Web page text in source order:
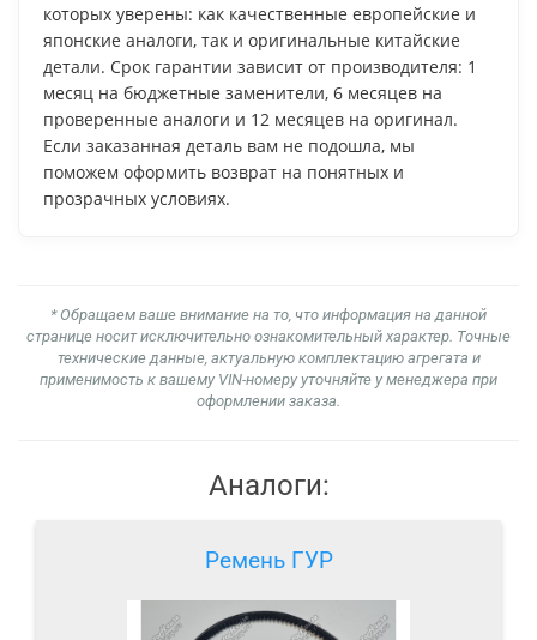
которых уверены: как качественные европейские и
японские аналоги, так и оригинальные китайские
детали. Срок гарантии зависит от производителя: 1
месяц на бюджетные заменители, 6 месяцев на
проверенные аналоги и 12 месяцев на оригинал.
Если заказанная деталь вам не подошла, мы
поможем оформить возврат на понятных и
прозрачных условиях.
* Обращаем ваше внимание на то, что информация на данной
странице носит исключительно ознакомительный характер. Точные
технические данные, актуальную комплектацию агрегата и
применимость к вашему VIN-номеру уточняйте у менеджера при
оформлении заказа.
Аналоги:
Ремень ГУР